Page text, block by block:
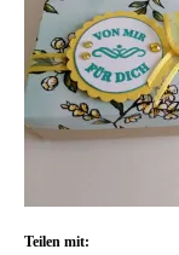
Teilen mit: